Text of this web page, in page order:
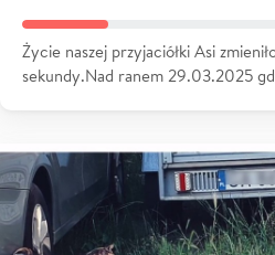
Życie naszej przyjaciółki Asi
sekundy.Nad ranem 29.03.2025